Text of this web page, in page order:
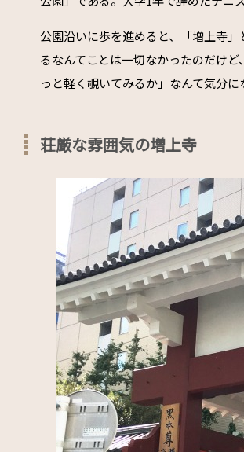
公園沿いに歩を進めると、「増上寺
るなんてことは一切なかったのだけ
っと軽く覗いてみるか」なんて気分
荘厳な雰囲気の増上寺